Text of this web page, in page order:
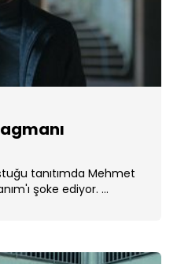
tanıtımda Mehmet
şoke ediyor. ...